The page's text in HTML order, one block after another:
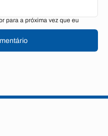
para a próxima vez que eu